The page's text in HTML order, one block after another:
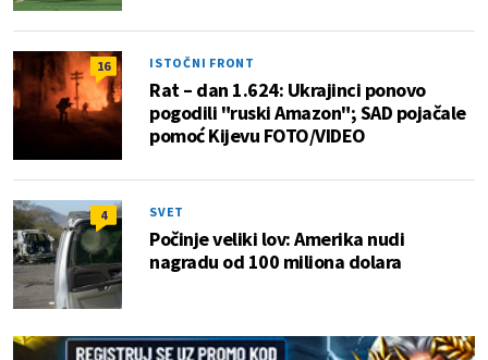
16 ISTOČNI FRONT
Rat – dan 1.624: Ukrajinci ponovo
pogodili "ruski Amazon"; SAD pojačale
pomoć Kijevu FOTO/VIDEO
4 SVET
Počinje veliki lov: Amerika nudi
nagradu od 100 miliona dolara